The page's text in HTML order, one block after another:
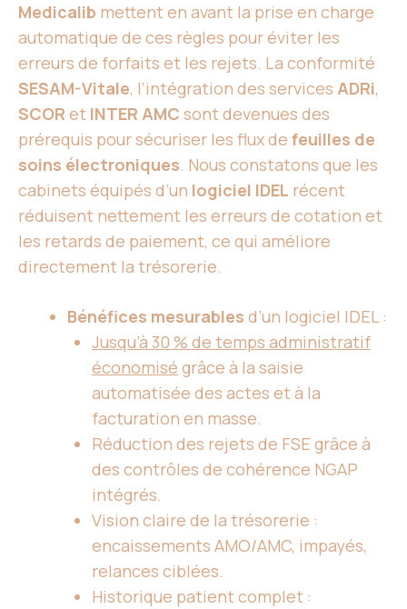
Medicalib mettent en avant la prise en charge
automatique de ces règles pour éviter les
erreurs de forfaits et les rejets. La conformité
SESAM-Vitale, l’intégration des services ADRi,
SCOR et INTER AMC sont devenues des
prérequis pour sécuriser les flux de feuilles de
soins électroniques. Nous constatons que les
cabinets équipés d’un logiciel IDEL récent
réduisent nettement les erreurs de cotation et
les retards de paiement, ce qui améliore
directement la trésorerie.
Bénéfices mesurables d’un logiciel IDEL :
Jusqu’à 30 % de temps administratif
économisé grâce à la saisie
automatisée des actes et à la
facturation en masse.
Réduction des rejets de FSE grâce à
des contrôles de cohérence NGAP
intégrés.
Vision claire de la trésorerie :
encaissements AMO/AMC, impayés,
relances ciblées.
Historique patient complet :